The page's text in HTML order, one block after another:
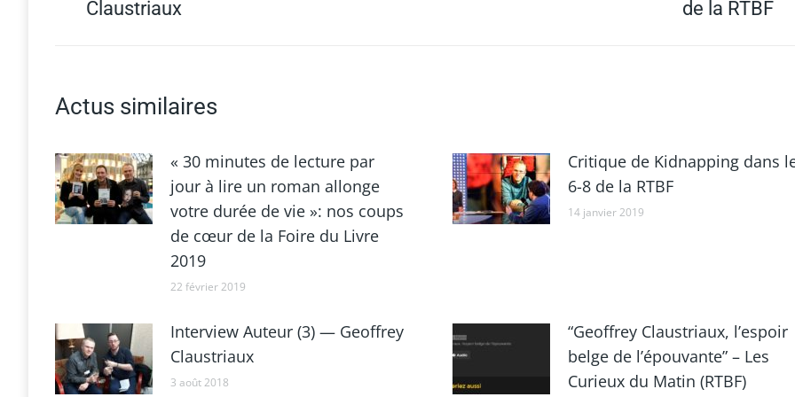
précédent
Claustriaux de la RTBF
Actus similaires
« 30 minutes de lecture par
jour à lire un roman allonge
votre durée de vie »: nos coups
de cœur de la Foire du Livre
2019
22 février 2019
Critique de Kidnapping dans
6-8 de la RTBF
14 janvier 2019
Interview Auteur (3) — Geoffrey
Claustriaux
3 août 2018
“Geoffrey Claustriaux, l’espoir
belge de l’épouvante” – Les
Curieux du Matin (RTBF)